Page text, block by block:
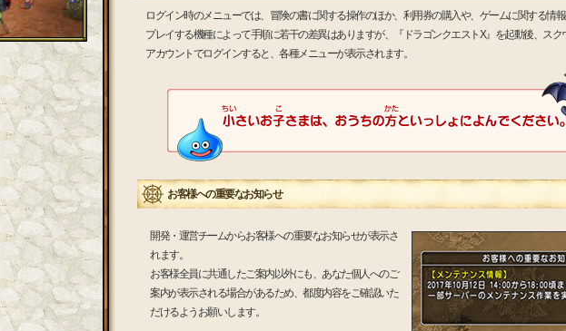
ログイン時のメニューでは、冒険の書に関する操作のほか、利用券の購入や、ゲームに関する情
プレイする機種によって手順に若干の差異はありますが、『ドラゴンクエストX』を起動後、スク
アカウントでログインすると、各種メニューが表示されます。
お客様への重要なお知らせ
開発・運営チームからお客様への重要なお知らせが表示さ
れます。
お客様全員に共通したご案内以外にも、あなた個人へのご
案内が表示される場合があるため、都度内容をご確認いた
だけるようお願いします。